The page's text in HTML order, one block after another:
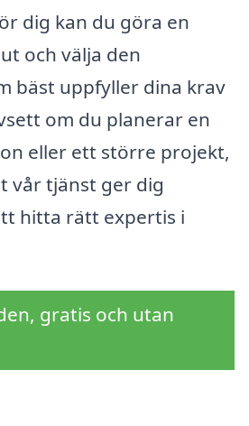
dig kan du göra en
och välja den
bäst uppfyller dina krav
om du planerar en
eller ett större projekt,
vår tjänst ger dig
hitta rätt expertis i
gratis och utan